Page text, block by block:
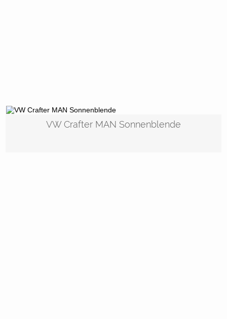
VW Crafter MAN Sonnenblende